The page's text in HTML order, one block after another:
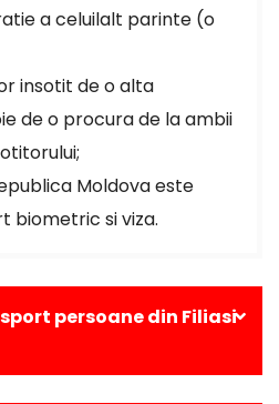
a celuilalt parinte (o
insotit de o alta
de o procura de la ambii
Moldova este
biometric si viza.
persoane din Filiasi